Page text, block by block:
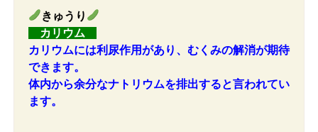
きゅうり
カリウム
カリウムには利尿作用があり、むくみの解消が期待
できます。
体内から余分なナトリウムを排出すると言われてい
ます。